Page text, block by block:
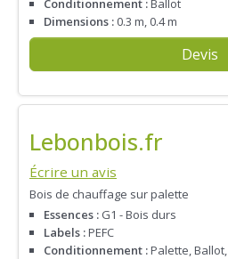
Conditionnement :Ballot
Dimensions : 0.3 m, 0.4 m
Devis
Lebonbois.fr
Écrire un avis
Bois de chauffage sur palette
Essences : G1 - Bois durs
Labels :PEFC
Conditionnement :Palette, Ballot,